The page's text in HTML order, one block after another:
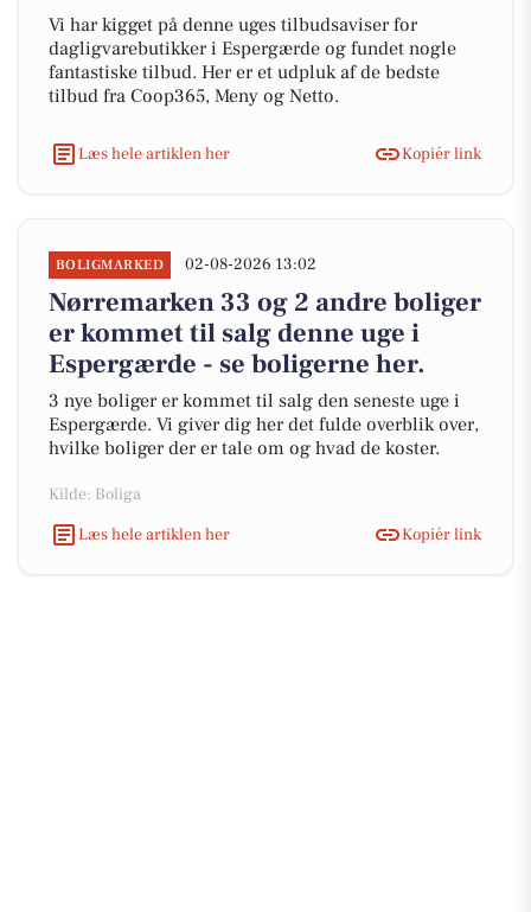
Vi har kigget på denne uges tilbudsaviser for
dagligvarebutikker i Espergærde og fundet nogle
fantastiske tilbud. Her er et udpluk af de bedste
tilbud fra Coop365, Meny og Netto.
Læs hele artiklen her Kopiér link
BOLIGMARKED 02-08-2026 13:02
Nørremarken 33 og 2 andre boliger
er kommet til salg denne uge i
Espergærde - se boligerne her.
3 nye boliger er kommet til salg den seneste uge i
Espergærde. Vi giver dig her det fulde overblik over,
hvilke boliger der er tale om og hvad de koster.
Kilde: Boliga
Læs hele artiklen her
Kopiér link